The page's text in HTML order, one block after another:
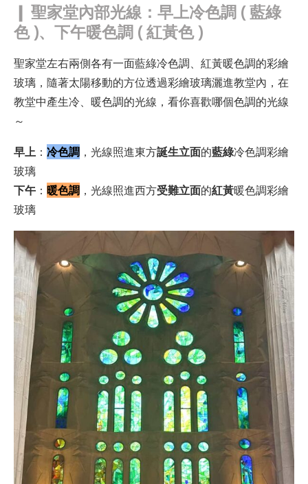
❙ 聖家堂內部光線：早上冷色調 ( 藍綠
色 )、下午暖色調 ( 紅黃色 )
聖家堂左右兩側各有一面藍綠冷色調、紅黃暖色調的彩繪
玻璃，隨著太陽移動的方位透過彩繪玻璃灑進教堂內，在
教堂中產生冷、暖色調的光線，看你喜歡哪個色調的光線
～
早上 ： 冷色調 ，光線照進東方誕生立面的藍綠冷色調彩繪
玻璃
下午 ： 暖色調 ，光線照進西方受難立面的紅黃暖色調彩繪
玻璃